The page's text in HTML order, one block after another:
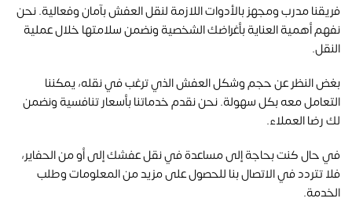
فريقنا مدرب ومجهز بالأدوات اللازمة لنقل العفش بآمان وفعالية. نحن
نفهم أهمية العناية بأغراضك الشخصية ونضمن سلامتها خلال عملية
النقل.
بغض النظر عن حجم وشكل العفش الذي ترغب في نقله، يمكننا
التعامل معه بكل سهولة. نحن نقدم خدماتنا بأسعار تنافسية ونضمن
لك رضا العملاء.
في حال كنت بحاجة إلى مساعدة في نقل عفشك إلى أو من الحفاير،
فلا تتردد في الاتصال بنا للحصول على مزيد من المعلومات وطلب
الخدمة.